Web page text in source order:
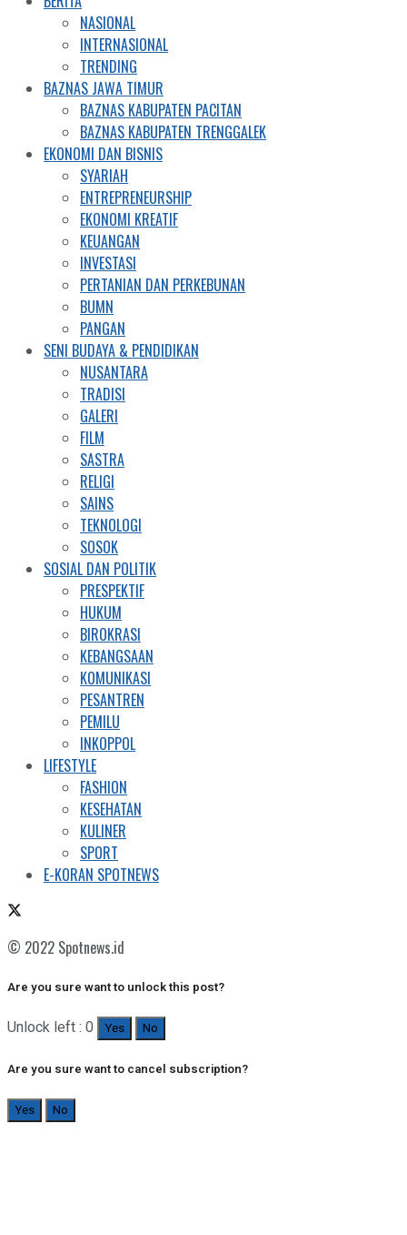
NASIONAL
INTERNASIONAL
TRENDING
BAZNAS JAWA TIMUR
BAZNAS KABUPATEN PACITAN
BAZNAS KABUPATEN TRENGGALEK
EKONOMI DAN BISNIS
SYARIAH
ENTREPRENEURSHIP
EKONOMI KREATIF
KEUANGAN
INVESTASI
PERTANIAN DAN PERKEBUNAN
BUMN
PANGAN
SENI BUDAYA & PENDIDIKAN
NUSANTARA
TRADISI
GALERI
FILM
SASTRA
RELIGI
SAINS
TEKNOLOGI
SOSOK
SOSIAL DAN POLITIK
PRESPEKTIF
HUKUM
BIROKRASI
KEBANGSAAN
KOMUNIKASI
PESANTREN
PEMILU
INKOPPOL
LIFESTYLE
FASHION
KESEHATAN
KULINER
SPORT
E-KORAN SPOTNEWS
© 2022 Spotnews.id
Are you sure want to unlock this post?
Unlock left : 0 Yes No
Are you sure want to cancel subscription?
Yes No